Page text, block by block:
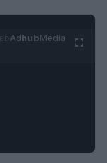
AdhubMedia